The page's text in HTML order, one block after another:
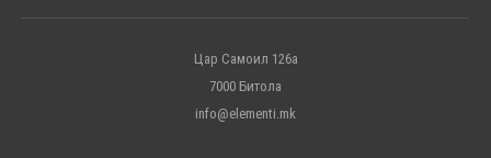
Цар Самоил 126а
7000 Битола
info@elementi.mk